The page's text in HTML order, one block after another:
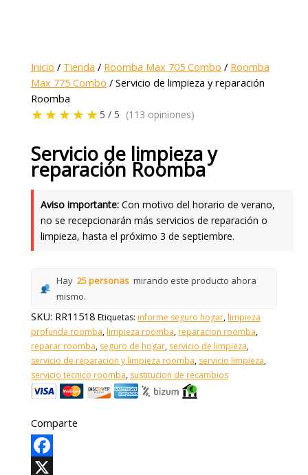
Inicio / Tienda / Roomba Max 705 Combo / Roomba
Max 775 Combo / Servicio de limpieza y reparación
Roomba
★★★★★ 5 / 5 (113 opiniones)
Servicio de limpieza y
reparación Roomba
Aviso importante:Con motivo del horario de verano,
no se recepcionarán más servicios de reparación o
limpieza, hasta el próximo 3 de septiembre.
Hay 25 personas mirando este producto ahora
mismo.
SKU: RR11518 Etiquetas: informe seguro hogar, limpieza
profunda roomba, limpieza roomba, reparacion roomba,
reparar roomba, seguro de hogar, servicio de limpieza,
servicio de reparacion y limpieza roomba, servicio limpieza,
servicio tecnico roomba, sustitucion de recambios
Comparte
Facebook